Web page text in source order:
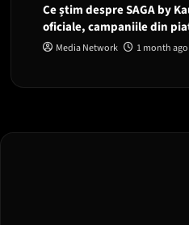
Ce știm despre SAGA by
oficiale, campaniile din
Media Network 1 month ago